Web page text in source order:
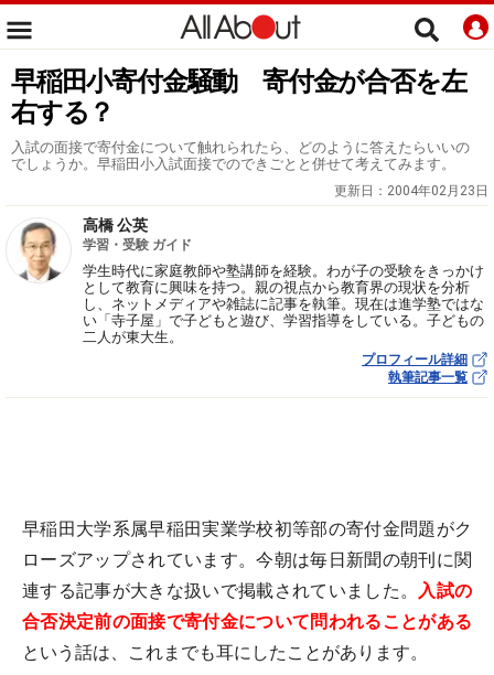
早稲田小寄付金騒動 寄付金が合否を左
右する？
入試の面接で寄付金について触れられたら、どのように答えたらいいの
でしょうか。早稲田小入試面接でのできごとと併せて考えてみます。
更新日： 2004年02月23日
高橋 公英
学習・受験 ガイド
学生時代に家庭教師や塾講師を経験。わが子の受験をきっかけ
として教育に興味を持つ。親の視点から教育界の現状を分析
し、ネットメディアや雑誌に記事を執筆。現在は進学塾ではな
い「寺子屋」で子どもと遊び、学習指導をしている。子どもの
二人が東大生。
プロフィール詳細
執筆記事一覧
早稲田大学系属早稲田実業学校初等部の寄付金問題がク
ローズアップされています。今朝は毎日新聞の朝刊に関
連する記事が大きな扱いで掲載されていました。 入試の
合否決定前の面接で寄付金について問われることがある
という話は、これまでも耳にしたことがあります。